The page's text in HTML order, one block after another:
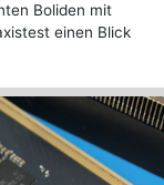
Boliden mit
einen Blick